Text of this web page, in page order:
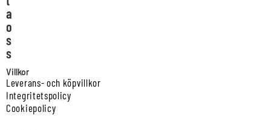
a
o
s
s
Villkor
Leverans- och köpvillkor
Integritetspolicy
Cookiepolicy